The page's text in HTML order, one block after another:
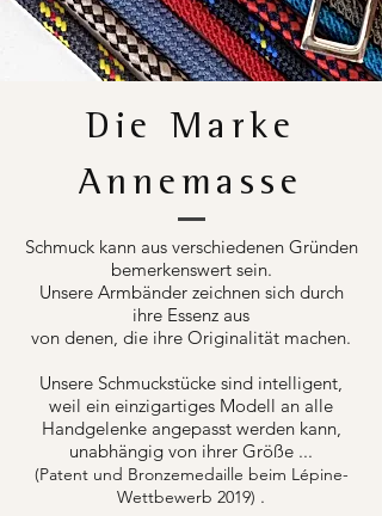
Die Marke
Annemasse
Schmuck kann aus verschiedenen Gründen
bemerkenswert sein.
Unsere Armbänder zeichnen sich durch
ihre Essenz aus
von denen, die ihre Originalität machen.
Unsere Schmuckstücke sind intelligent,
weil ein einzigartiges Modell an alle
Handgelenke angepasst werden kann,
unabhängig von ihrer Größe ...
(Patent und Bronzemedaille beim Lépine-
Wettbewerb 2019) .